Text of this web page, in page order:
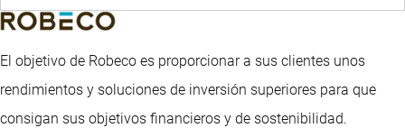
El objetivo de Robeco es proporcionar a sus clientes unos
rendimientos y soluciones de inversión superiores para que
consigan sus objetivos financieros y de sostenibilidad.